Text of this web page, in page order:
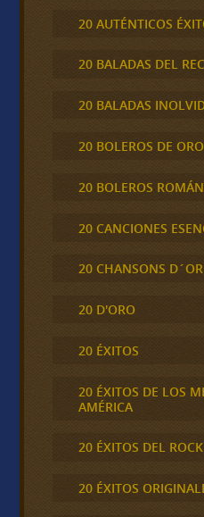
20 AUTÉNTICOS
20 BALADAS DEL
20 BALADAS
20 BOLEROS DE ORO
20 BOLEROS
20 CANCIONES
20 CHANSONS D´OR
20 D'ORO
20 ÉXITOS
20 ÉXITOS DE LOS
AMÉRICA
20 ÉXITOS DEL
20 ÉXITOS